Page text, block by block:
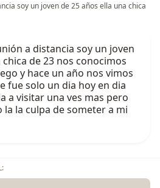
soy un joven de 25 años ella una chica
a distancia soy un joven
de 23 nos conocimos
y hace un año nos vimos
fue solo un dia hoy en dia
a visitar una ves mas pero
la culpa de someter a mi